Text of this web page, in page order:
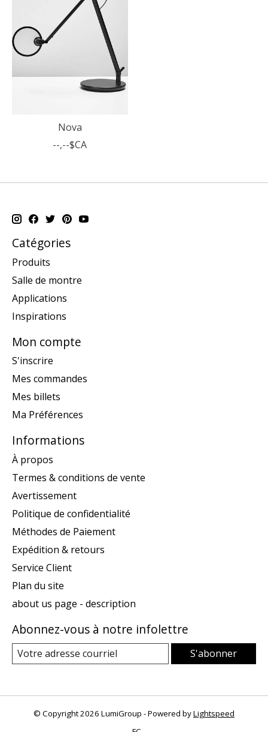
Nova
--,--$CA
Catégories
Produits
Salle de montre
Applications
Inspirations
Mon compte
S'inscrire
Mes commandes
Mes billets
Ma Préférences
Informations
À propos
Termes & conditions de vente
Avertissement
Politique de confidentialité
Méthodes de Paiement
Expédition & retours
Service Client
Plan du site
about us page - description
Abonnez-vous à notre infolettre
S'abonner
© Copyright 2026 LumiGroup - Powered byLightspeed